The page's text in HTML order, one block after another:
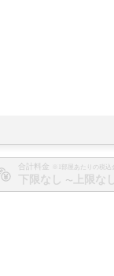
合計料金 ※1部屋あたりの税込
〜